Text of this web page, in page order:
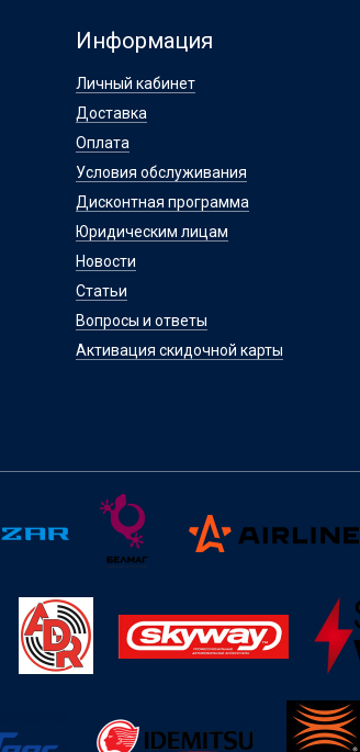
Информация
Личный кабинет
Доставка
Оплата
Условия обслуживания
Дисконтная программа
Юридическим лицам
Новости
Статьи
Вопросы и ответы
Активация скидочной карты